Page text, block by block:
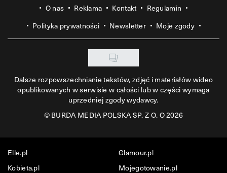
O nas Reklama Kontakt
Regulamin
Polityka prywatności
Newsletter Moje zgody
Dalsze rozpowszechnianie tekstów, zdjęć i materiałów wideo
opublikowanych w serwisie w całości lub w części wymaga
uprzedniej zgody wydawcy.
©BURDA MEDIA POLSKA SP. Z O. O 2026
Elle.pl
Glamour.pl
Kobieta.pl
Mojegotowanie.pl